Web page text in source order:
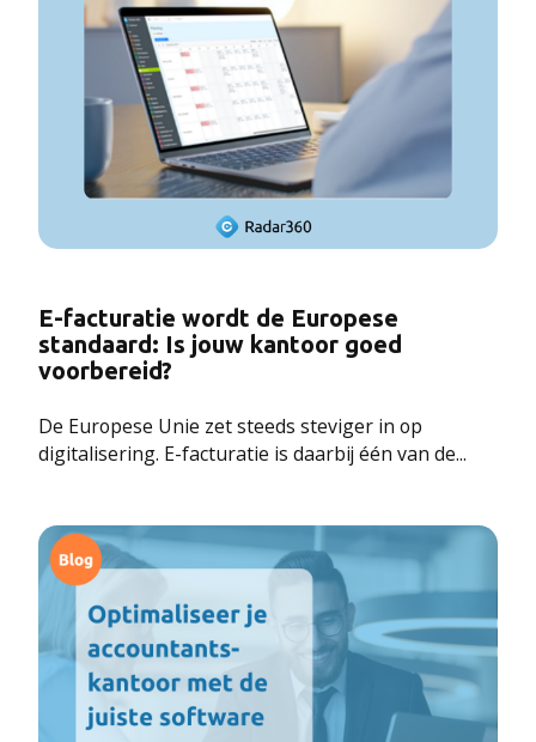
E-facturatie wordt de Europese
standaard: Is jouw kantoor goed
voorbereid?
De Europese Unie zet steeds steviger in op
digitalisering. E-facturatie is daarbij één van de...